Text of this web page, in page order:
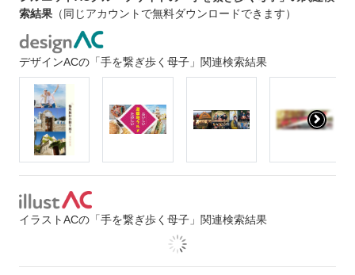
索結果 （同じアカウントで無料ダウンロードできます）
デザインACの「手を繋ぎ歩く母子」関連検索結果
イラストACの「手を繋ぎ歩く母子」関連検索結果